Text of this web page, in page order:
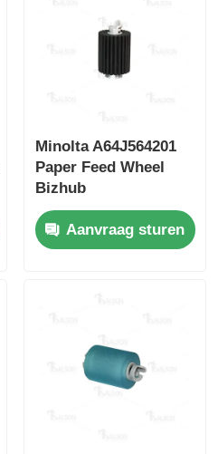
Minolta A64J564201
Paper Feed Wheel
Bizhub
C226i/C227i/C250i/C257
Aanvraag sturen